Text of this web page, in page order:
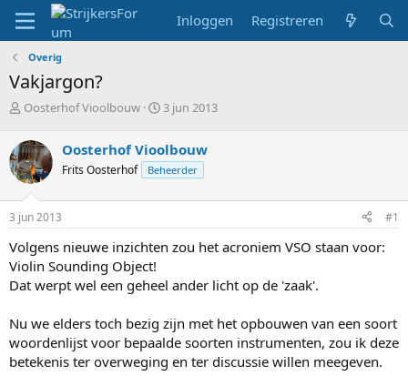
Inloggen Registreren
Overig
Vakjargon?
T
p
i
c
s
t
a
t
e
r
Oosterhof Vioolbouw
S
r
t
a
m
3 jun 2013
Oosterhof Vioolbouw
Frits Oosterhof Beheerder
3 jun 2013 #1
Volgens nieuwe inzichten zou het acroniem VSO staan voor:
Violin Sounding Object!
Dat werpt wel een geheel ander licht op de 'zaak'.
Nu we elders toch bezig zijn met het opbouwen van een soort
woordenlijst voor bepaalde soorten instrumenten, zou ik deze
betekenis ter overweging en ter discussie willen meegeven.